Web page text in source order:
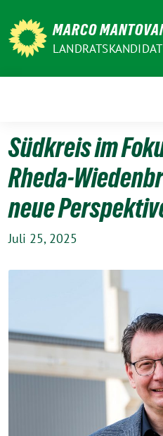
zum
Inhalt
MARCO
Südkreis im
Rheda-
neue
Juli 25, 2025